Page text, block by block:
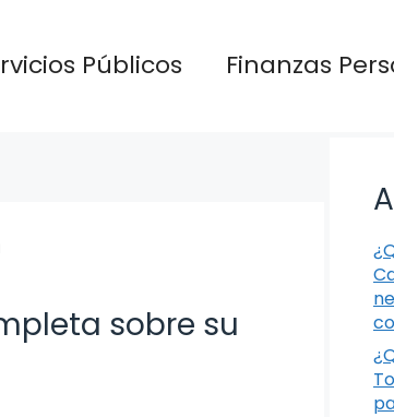
Públicos Finanzas
sobre su